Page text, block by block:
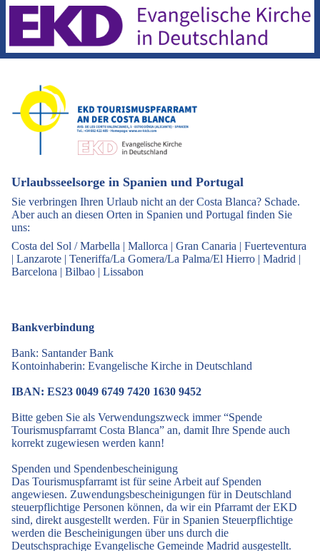
Urlaubsseelsorge in Spanien und Portugal
Sie verbringen Ihren Urlaub nicht an der Costa Blanca? Schade.
Aber auch an diesen Orten in Spanien und Portugal finden Sie
uns:
Costa del Sol / Marbella | Mallorca | Gran Canaria | Fuerteventura
| Lanzarote | Teneriffa/La Gomera/La Palma/El Hierro | Madrid |
Barcelona | Bilbao | Lissabon
Bankverbindung
Bank: Santander Bank
Kontoinhaberin: Evangelische Kirche in Deutschland
IBAN: ES23 0049 6749 7420 1630 9452
Bitte geben Sie als Verwendungszweck immer “Spende
Tourismuspfarramt Costa Blanca” an, damit Ihre Spende auch
korrekt zugewiesen werden kann!
Spenden und Spendenbescheinigung
Das Tourismuspfarramt ist für seine Arbeit auf Spenden
angewiesen. Zuwendungsbescheinigungen für in Deutschland
steuerpflichtige Personen können, da wir ein Pfarramt der EKD
sind, direkt ausgestellt werden. Für in Spanien Steuerpflichtige
werden die Bescheinigungen über uns durch die
Deutschsprachige Evangelische Gemeinde Madrid ausgestellt.